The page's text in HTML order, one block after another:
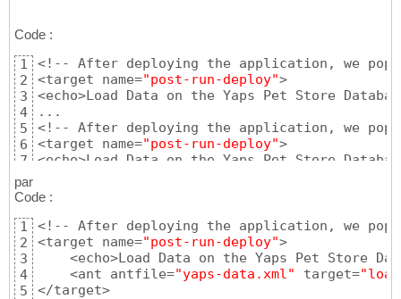
Code :
1
2
3
4
5
6
7
<!-- After deploying the application, we
<target name="post-run-deploy">
<echo>Load Data on the Yaps Pet Store
...
<!-- After deploying the application, we
<target name="post-run-deploy">
<echo>Load Data on the Yaps Pet Store
par
Code :
1
2
3
4
5
<!-- After deploying the application, we
<target name="post-run-deploy">
<echo>Load Data on the Yaps Pet Store
    <ant antfile=
"yaps-data.xml" target=
</target>